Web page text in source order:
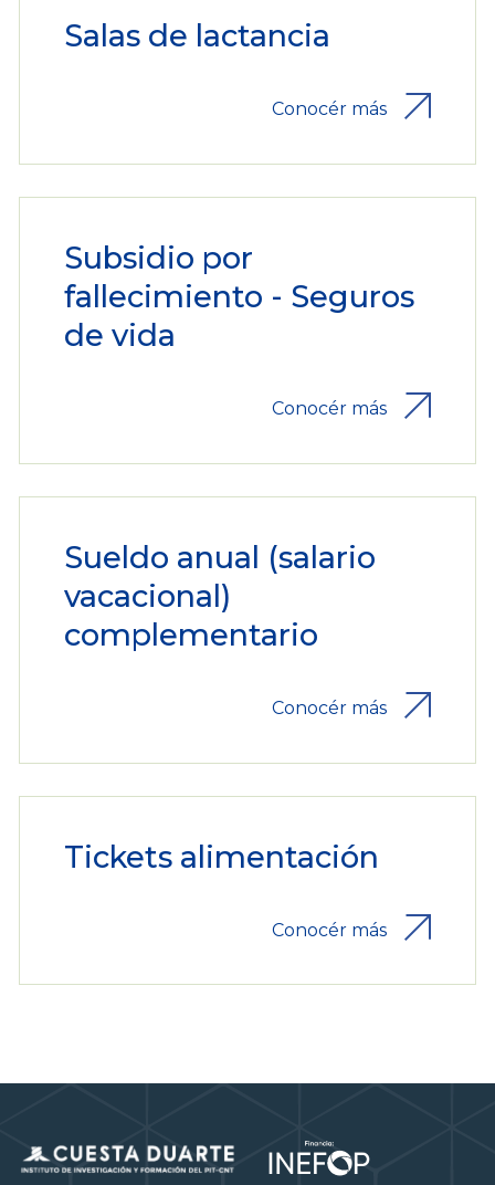
Salas de lactancia
Conocér más
Subsidio por
fallecimiento - Seguros
de vida
Conocér más
Sueldo anual (salario
vacacional)
complementario
Conocér más
Tickets alimentación
Conocér más